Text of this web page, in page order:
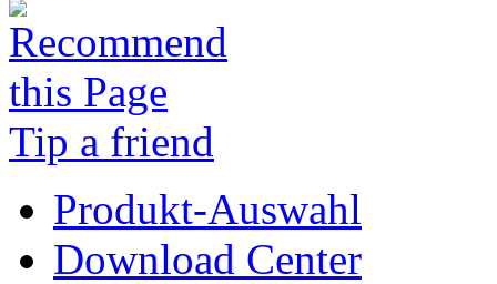
Tip a friend
Produkt-Auswahl
Download Center